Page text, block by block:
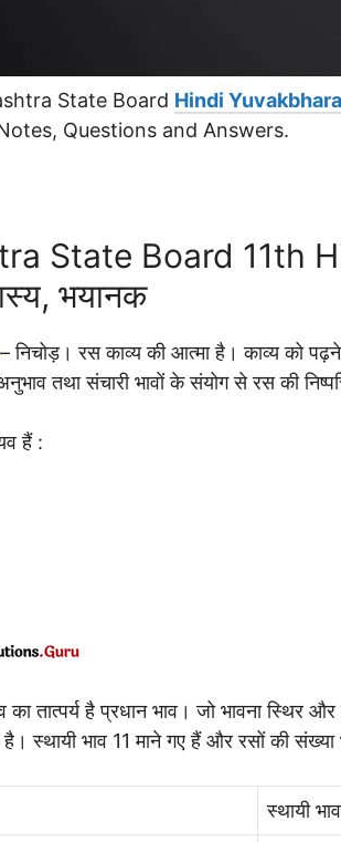
State Board Hindi
Questions and Answers.
State Board 11th
भयानक
– निचोड़। रस काव्य की आत्मा है। काव्य को
तथा संचारी भावों के संयोग से रस की
हैं :
का तात्पर्य है प्रधान भाव। जो भावना स्थिर
स्थायी भाव 11 माने गए हैं और रसों की संख्या
स्थायी भाव